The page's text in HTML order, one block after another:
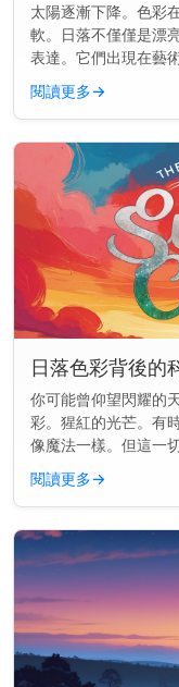
太陽逐漸下降。色彩
軟。日落不僅僅是漂
表達。它們出現在藝
為什麼日落總是出現
頻繁出現，是因...
閱讀更多→
日落色彩背後的
你可能曾仰望閃耀的
彩。猩紅的光芒。有
像魔法一樣。但這一
能正在落下，但物理
因為陽光穿過地...
閱讀更多→